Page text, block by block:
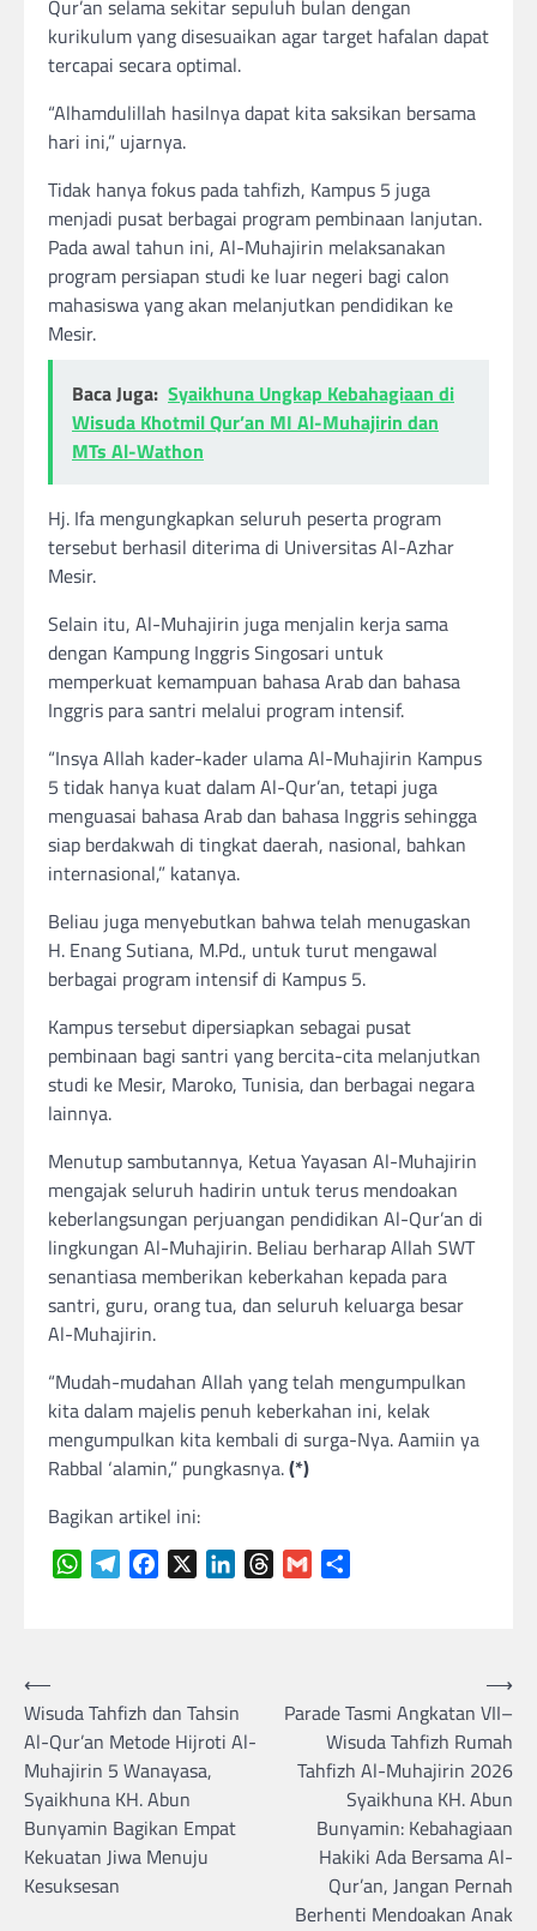
Qur’an selama sekitar sepuluh bulan dengan
kurikulum yang disesuaikan agar target hafalan dapat
tercapai secara optimal.
“Alhamdulillah hasilnya dapat kita saksikan bersama
hari ini,” ujarnya.
Tidak hanya fokus pada tahfizh, Kampus 5 juga
menjadi pusat berbagai program pembinaan lanjutan.
Pada awal tahun ini, Al-Muhajirin melaksanakan
program persiapan studi ke luar negeri bagi calon
mahasiswa yang akan melanjutkan pendidikan ke
Mesir.
Baca Juga: Syaikhuna Ungkap Kebahagiaan di
Wisuda Khotmil Qur’an MI Al-Muhajirin dan
MTs Al-Wathon
Hj. Ifa mengungkapkan seluruh peserta program
tersebut berhasil diterima di Universitas Al-Azhar
Mesir.
Selain itu, Al-Muhajirin juga menjalin kerja sama
dengan Kampung Inggris Singosari untuk
memperkuat kemampuan bahasa Arab dan bahasa
Inggris para santri melalui program intensif.
“Insya Allah kader-kader ulama Al-Muhajirin Kampus
5 tidak hanya kuat dalam Al-Qur’an, tetapi juga
menguasai bahasa Arab dan bahasa Inggris sehingga
siap berdakwah di tingkat daerah, nasional, bahkan
internasional,” katanya.
Beliau juga menyebutkan bahwa telah menugaskan
H. Enang Sutiana, M.Pd., untuk turut mengawal
berbagai program intensif di Kampus 5.
Kampus tersebut dipersiapkan sebagai pusat
pembinaan bagi santri yang bercita-cita melanjutkan
studi ke Mesir, Maroko, Tunisia, dan berbagai negara
lainnya.
Menutup sambutannya, Ketua Yayasan Al-Muhajirin
mengajak seluruh hadirin untuk terus mendoakan
keberlangsungan perjuangan pendidikan Al-Qur’an di
lingkungan Al-Muhajirin. Beliau berharap Allah SWT
senantiasa memberikan keberkahan kepada para
santri, guru, orang tua, dan seluruh keluarga besar
Al-Muhajirin.
“Mudah-mudahan Allah yang telah mengumpulkan
kita dalam majelis penuh keberkahan ini, kelak
mengumpulkan kita kembali di surga-Nya. Aamiin ya
Rabbal ‘alamin,” pungkasnya.(*)
Bagikan artikel ini:
WhatsAppTelegramFacebook LinkedInThreads
Gmail
Navigasi
pos
⟵
Wisuda Tahfizh dan Tahsin
Al-Qur’an Metode Hijroti Al-
Muhajirin 5 Wanayasa,
Syaikhuna KH. Abun
Bunyamin Bagikan Empat
Kekuatan Jiwa Menuju
Kesuksesan
Parade Tasmi Angkatan VII–
Wisuda Tahfizh Rumah
Tahfizh Al-Muhajirin 2026
Syaikhuna KH. Abun
Bunyamin: Kebahagiaan
Hakiki Ada Bersama Al-
Qur’an, Jangan Pernah
Berhenti Mendoakan Anak
⟶